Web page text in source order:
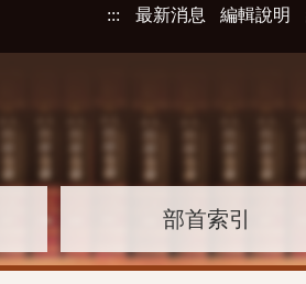
::: 最新消息 編輯說明
部首索引